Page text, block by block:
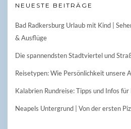
NEUESTE BEITRÄGE
Bad Radkersburg Urlaub mit Kind |
& Ausflüge
Die spannendsten Stadtviertel und
Reisetypen: Wie Persönlichkeit unsere
Kalabrien Rundreise: Tipps und Infos
Neapels Untergrund | Von der ersten